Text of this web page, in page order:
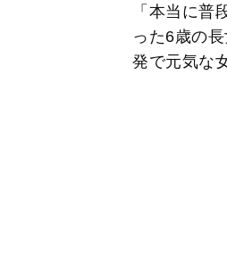
「本当に
った6歳の
発で元気な